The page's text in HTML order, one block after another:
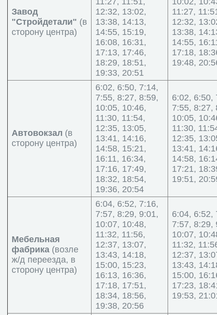
Завод
"Стройдетали" (в
сторону центра)
12:32, 13:02,
13:38, 14:13,
14:55, 15:19,
16:08, 16:31,
17:13, 17:46,
18:29, 18:51,
19:33, 20:51
11:27,
12:32,
13:38,
14:55,
17:18,
19:48,
Автовокзал (в
сторону центра)
6:02, 6:50, 7:14,
7:55, 8:27, 8:59,
10:05, 10:46,
11:30, 11:54,
12:35, 13:05,
13:41, 14:16,
14:58, 15:21,
16:11, 16:34,
17:16, 17:49,
18:32, 18:54,
19:36, 20:54
6:02, 6:50,
7:55, 8:27,
10:05,
11:30,
12:35,
13:41,
14:58,
17:21,
19:51,
Мебельная
фабрика (возле
ж/д переезда, в
сторону центра)
6:04, 6:52, 7:16,
7:57, 8:29, 9:01,
10:07, 10:48,
11:32, 11:56,
12:37, 13:07,
13:43, 14:18,
15:00, 15:23,
16:13, 16:36,
17:18, 17:51,
18:34, 18:56,
19:38, 20:56
6:04, 6:52,
7:57, 8:29,
10:07,
11:32,
12:37,
13:43,
15:00,
17:23,
19:53,